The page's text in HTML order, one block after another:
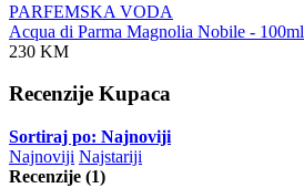
PARFEMSKA VODA
Acqua di Parma Magnolia Nobile - 100ml
230 KM
Recenzije Kupaca
Sortiraj po: Najnoviji
Najnoviji Najstariji
Recenzije (1)